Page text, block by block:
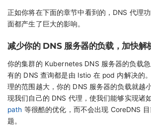
正如你将在下面的章节中看到的，DNS 代理
面都产生了巨大的影响。
减少你的 DNS 服务器的负载，加快解
你的集群的 Kubernetes DNS 服务器的负载
有的 DNS 查询都是由 Istio 在 pod 内解决的
理的范围越大，你的 DNS 服务器的负载就越
现我们自己的 DNS 代理，使我们能够实现诸
path 等很酷的优化，而不会出现 CoreDNS
题。